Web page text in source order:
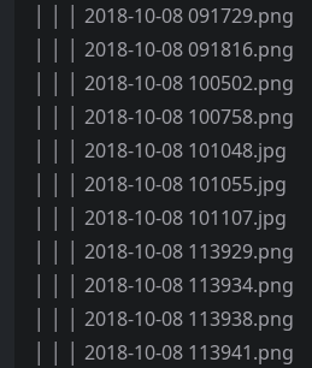
│ │ │ 2018-10-08 091729.png
│ │ │ 2018-10-08 091816.png
│ │ │ 2018-10-08 100502.png
│ │ │ 2018-10-08 100758.png
│ │ │ 2018-10-08 101048.jpg
│ │ │ 2018-10-08 101055.jpg
│ │ │ 2018-10-08 101107.jpg
│ │ │ 2018-10-08 113929.png
│ │ │ 2018-10-08 113934.png
│ │ │ 2018-10-08 113938.png
│ │ │ 2018-10-08 113941.png